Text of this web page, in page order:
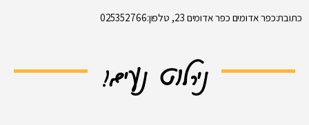
כתובת:כפר אדומים כפר אדומים 23, טלפון:025352766
נירלוט נעים!